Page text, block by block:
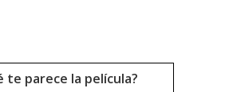
te parece la película?